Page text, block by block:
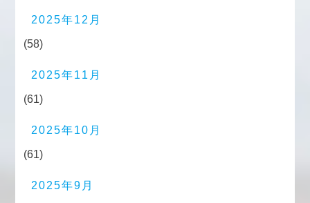
2025年12月
(58)
2025年11月
(61)
2025年10月
(61)
2025年9月